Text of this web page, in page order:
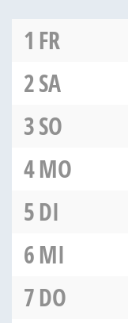
1 FR
2SA
3SO
4MO
5DI
6MI
7DO